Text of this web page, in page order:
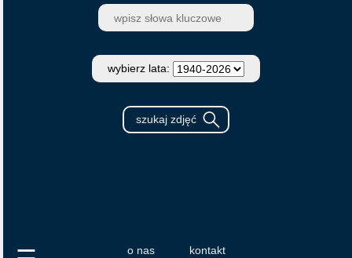
wybierz lata:
o nas kontakt